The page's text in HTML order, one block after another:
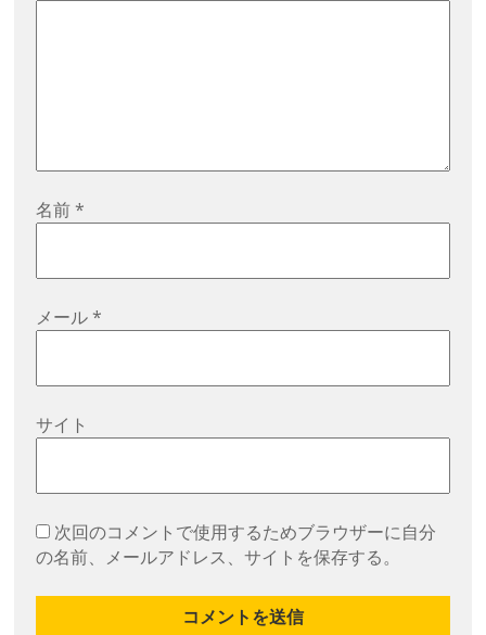
名前*
メール*
サイト
次回のコメントで使用するためブラウザーに自分
の名前、メールアドレス、サイトを保存する。